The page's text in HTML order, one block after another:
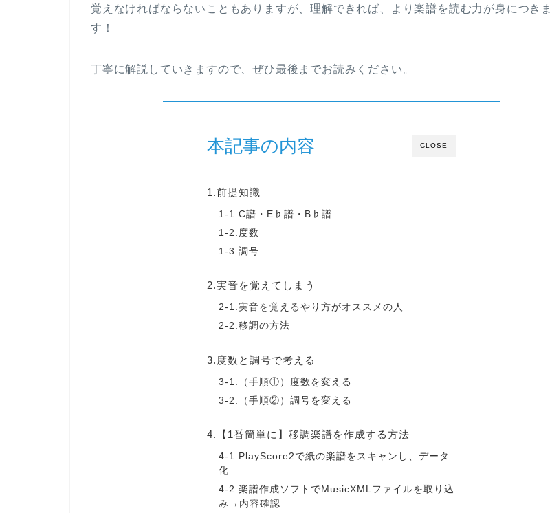
覚えなければならないこともありますが、理解できれば、より楽譜を読む力が身につきま
す！
丁寧に解説していきますので、ぜひ最後までお読みください。
CLOSE
本記事の内容
1.前提知識
1-1.C譜・E♭譜・B♭譜
1-2.度数
1-3.調号
2.実音を覚えてしまう
2-1.実音を覚えるやり方がオススメの人
2-2.移調の方法
3.度数と調号で考える
3-1.（手順①）度数を変える
3-2.（手順②）調号を変える
4.【1番簡単に】移調楽譜を作成する方法
4-1.PlayScore2で紙の楽譜をスキャンし、データ
化
4-2.楽譜作成ソフトでMusicXMLファイルを取り込
み→内容確認